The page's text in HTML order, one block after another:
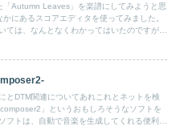
「Autumn Leaves」を楽譜にしてみようと思
にあるスコアエディタを使ってみました。
ては、なんとなくわかってはいたのですが、
とDTM関連についてあれこれとネットを検
」というおもしろそうなソフトを
フトは、自動で音楽を生成してくれる便利な